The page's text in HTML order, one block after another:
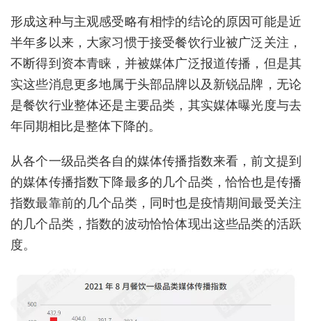
形成这种与主观感受略有相悖的结论的原因可能是近
半年多以来，大家习惯于接受餐饮行业被广泛关注，
不断得到资本青睐，并被媒体广泛报道传播，但是其
实这些消息更多地属于头部品牌以及新锐品牌，无论
是餐饮行业整体还是主要品类，其实媒体曝光度与去
年同期相比是整体下降的。
从各个一级品类各自的媒体传播指数来看，前文提到
的媒体传播指数下降最多的几个品类，恰恰也是传播
指数最靠前的几个品类，同时也是疫情期间最受关注
的几个品类，指数的波动恰恰体现出这些品类的活跃
度。